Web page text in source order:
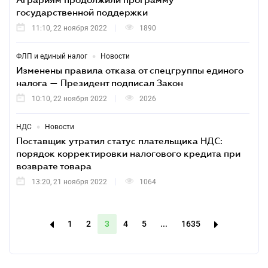
государственной поддержки
11:10, 22 ноября 2022 1890
ФЛП и единый налог • Новости
Изменены правила отказа от спецгруппы единого
налога — Президент подписал Закон
10:10, 22 ноября 2022 2026
НДС • Новости
Поставщик утратил статус плательщика НДС:
порядок корректировки налогового кредита при
возврате товара
13:20, 21 ноября 2022 1064
1 2 3 4 5 ... 1635